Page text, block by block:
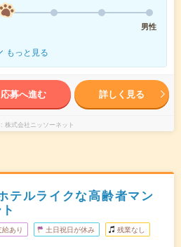
男性
もっと見る
応募へ進む 詳しく見る
株式会社ニッソーネット
テルライクな高齢者マン
あり 土日祝日が休み 残業なし